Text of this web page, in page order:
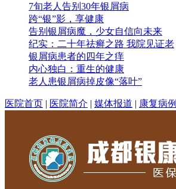
7旬老人告别30年银屑病
跨“银”影，享健康
告别银屑病魔，少女自信向未来
纪实：二十年祛癣之路 我院见证老
银屑病患者的四年之痒
内心独白：重生的健康
老人患银屑病掉皮像“落叶”
医院首页 | 医院简介 | 媒体报道 | 康复病例